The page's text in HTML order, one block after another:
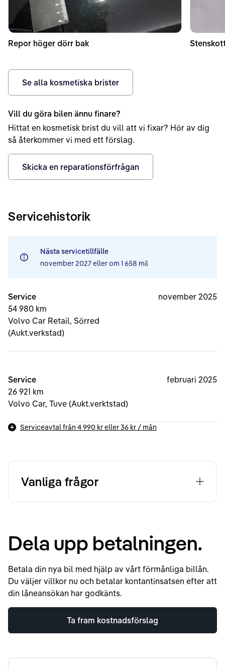
Repor höger dörr bak
Se alla kosmetiska brister
Vill du göra bilen ännu finare?
Hittat en kosmetisk brist du vill att vi fixar? Hör av dig
så återkommer vi med ett förslag.
Skicka en reparationsförfrågan
Servicehistorik
Nästa servicetillfälle
november 2027eller om 1 658 mil
Service
54 980 km
Volvo Car Retail, Sörred
(Aukt.verkstad)
november 2025
Service
26 921 km
Volvo Car, Tuve (Aukt.verktstad)
februari 2025
Serviceavtal från 4 990 kreller36 kr / mån
Vanliga frågor
Dela upp betalningen.
Betala din nya bil med hjälp av vårt förmånliga billån.
Du väljer villkor nu och betalar kontantinsatsen efter att
din låneansökan har godkänts.
Ta fram kostnadsförslag